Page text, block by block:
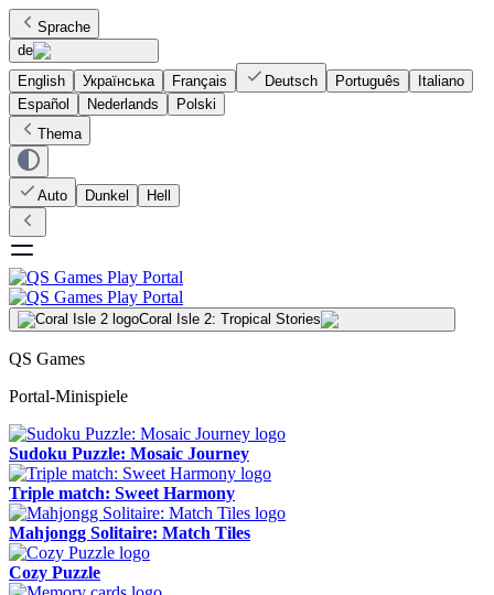
Sprache
de
English
Українська Français Deutsch Português
Italiano
Español
Nederlands
Polski
Thema
Auto Dunkel Hell
Coral Isle 2: Tropical Stories
QS Games
Portal-Minispiele
Sudoku Puzzle: Mosaic Journey
Triple match: Sweet Harmony
Mahjongg Solitaire: Match Tiles
Cozy Puzzle